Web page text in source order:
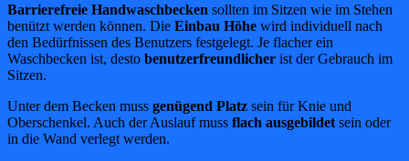
Barrierefreie Handwaschbecken sollten im Sitzen wie im Stehen
benützt werden können. Die Einbau Höhe wird individuell nach
den Bedürfnissen des Benutzers festgelegt. Je flacher ein
Waschbecken ist, desto benutzerfreundlicher ist der Gebrauch im
Sitzen.
Unter dem Becken muss genügend Platz sein für Knie und
Oberschenkel. Auch der Auslauf muss flach ausgebildetsein oder
in die Wand verlegt werden.